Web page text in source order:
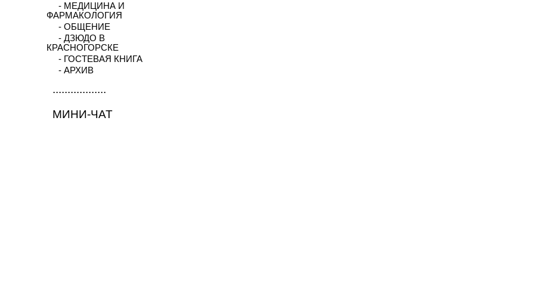
- МЕДИЦИНА И
ФАРМАКОЛОГИЯ
- ОБЩЕНИЕ
- ДЗЮДО В
КРАСНОГОРСКЕ
- ГОСТЕВАЯ КНИГА
- АРХИВ
..................
МИНИ-ЧАТ